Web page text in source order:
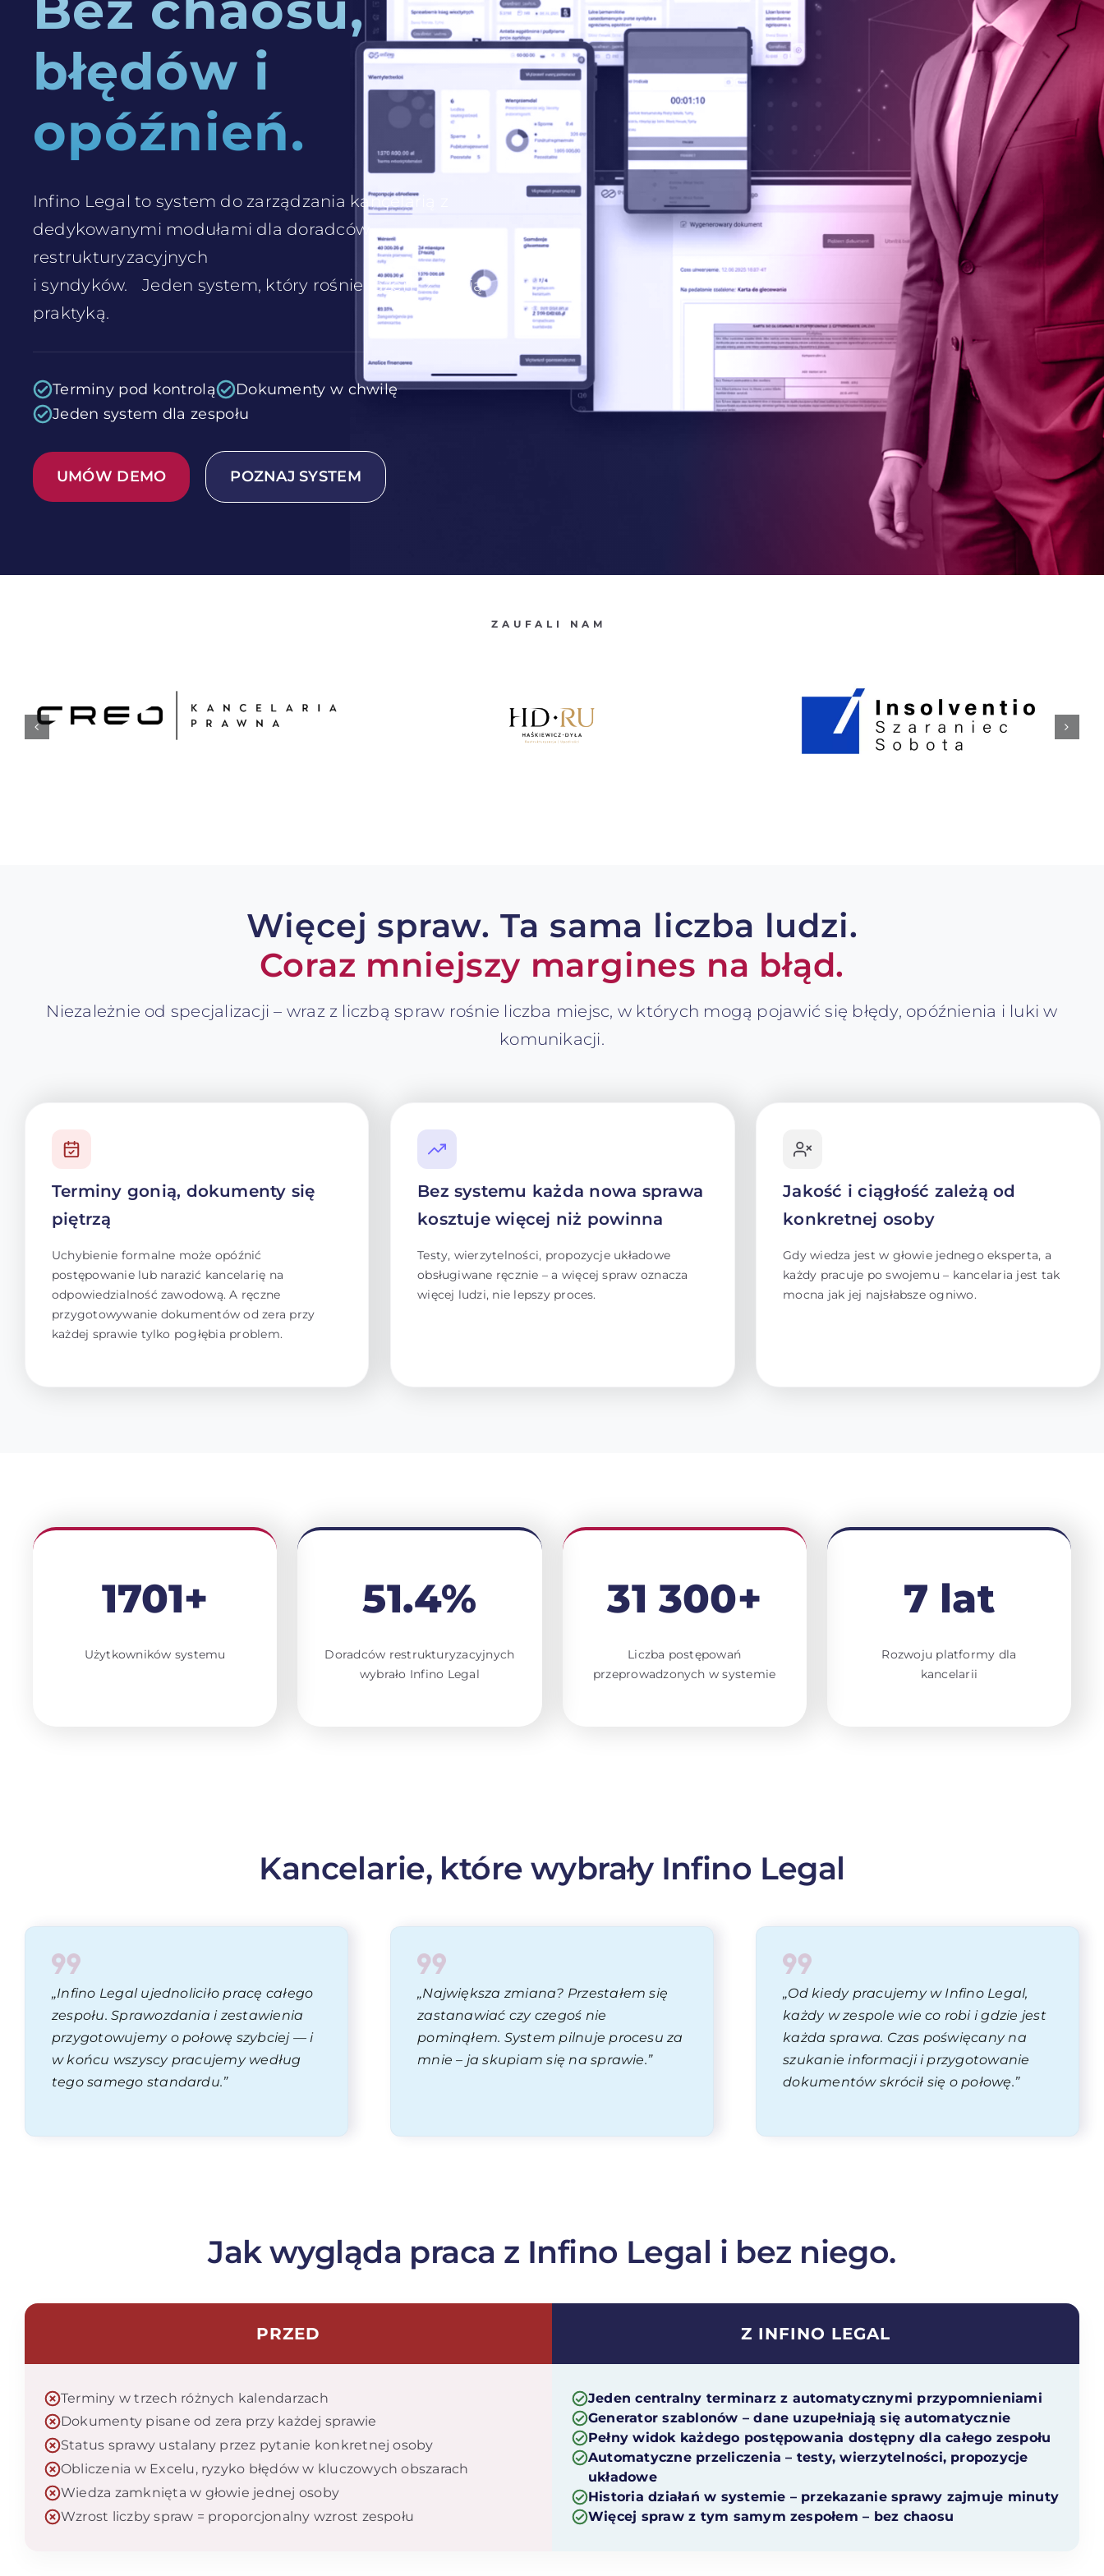
błędów i
opóźnień.
Infino Legal to system do zarządzania kancelarią z
dedykowanymi modułami dla doradców
restrukturyzacyjnych
i syndyków. Jeden system, który rośnie razem z Twoją
praktyką.
Terminy pod kontrolą
Dokumenty w chwilę
Jeden system dla zespołu
UMÓW DEMO POZNAJ SYSTEM
ZAUFALI NAM
Więcej spraw. Ta sama liczba ludzi.
Coraz mniejszy margines na błąd.
Niezależnie od specjalizacji – wraz z liczbą spraw rośnie liczba miejsc, w których mogą pojawić się błędy, opóźnienia i luki w
komunikacji.
Terminy gonią, dokumenty się
piętrzą
Uchybienie formalne może opóźnić
postępowanie lub narazić kancelarię na
odpowiedzialność zawodową. A ręczne
przygotowywanie dokumentów od zera przy
każdej sprawie tylko pogłębia problem.
Bez systemu każda nowa sprawa
kosztuje więcej niż powinna
Testy, wierzytelności, propozycje układowe
obsługiwane ręcznie – a więcej spraw oznacza
więcej ludzi, nie lepszy proces.
Jakość i ciągłość zależą od
konkretnej osoby
Gdy wiedza jest w głowie jednego eksperta, a
każdy pracuje po swojemu – kancelaria jest tak
mocna jak jej najsłabsze ogniwo.
1701+
Użytkowników systemu
51.4%
Doradców restrukturyzacyjnych
wybrało Infino Legal
31 300+
Liczba postępowań
przeprowadzonych w systemie
7 lat
Rozwoju platformy dla
kancelarii
Kancelarie, które wybrały Infino Legal
„Infino Legal ujednoliciło pracę całego
zespołu. Sprawozdania i zestawienia
przygotowujemy o połowę szybciej — i
w końcu wszyscy pracujemy według
tego samego standardu.”
„Największa zmiana? Przestałem się
zastanawiać czy czegoś nie
pominąłem. System pilnuje procesu za
mnie – ja skupiam się na sprawie.”
„Od kiedy pracujemy w Infino Legal,
każdy w zespole wie co robi i gdzie jest
każda sprawa. Czas poświęcany na
szukanie informacji i przygotowanie
dokumentów skrócił się o połowę.”
Jak wygląda praca z Infino Legal i bez niego.
PRZED
Terminy w trzech różnych kalendarzach
Dokumenty pisane od zera przy każdej sprawie
Status sprawy ustalany przez pytanie konkretnej osoby
Obliczenia w Excelu, ryzyko błędów w kluczowych obszarach
Wiedza zamknięta w głowie jednej osoby
Wzrost liczby spraw = proporcjonalny wzrost zespołu
Z INFINO LEGAL
Jeden centralny terminarz z automatycznymi przypomnieniami
Generator szablonów – dane uzupełniają się automatycznie
Pełny widok każdego postępowania dostępny dla całego zespołu
Automatyczne przeliczenia – testy, wierzytelności, propozycje
układowe
Historia działań w systemie – przekazanie sprawy zajmuje minuty
Więcej spraw z tym samym zespołem – bez chaosu